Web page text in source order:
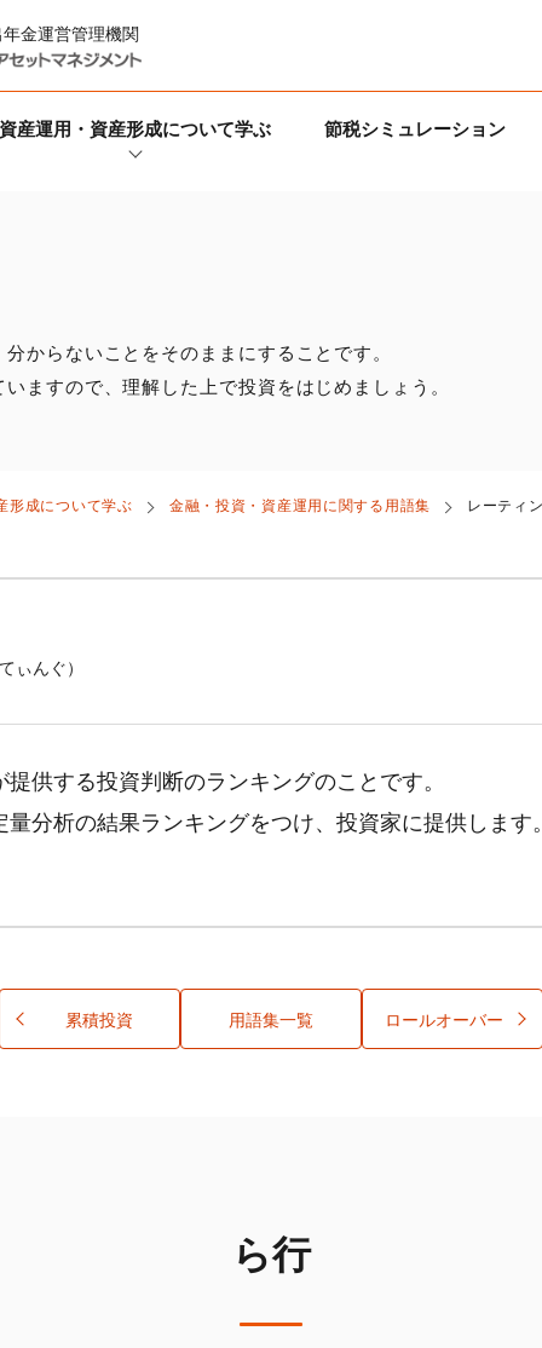
金運営管理機関
資産運用・資産形成について学ぶ 節税シミュレーション
からないことをそのままにすることです。
ますので、理解した上で投資をはじめましょう。
形成について学ぶ 金融・投資・資産運用に関する用語集 レーティ
ぃんぐ）
供する投資判断のランキングのことです。
分析の結果ランキングをつけ、投資家に提供します
累積投資 用語集一覧 ロールオーバー
ら行